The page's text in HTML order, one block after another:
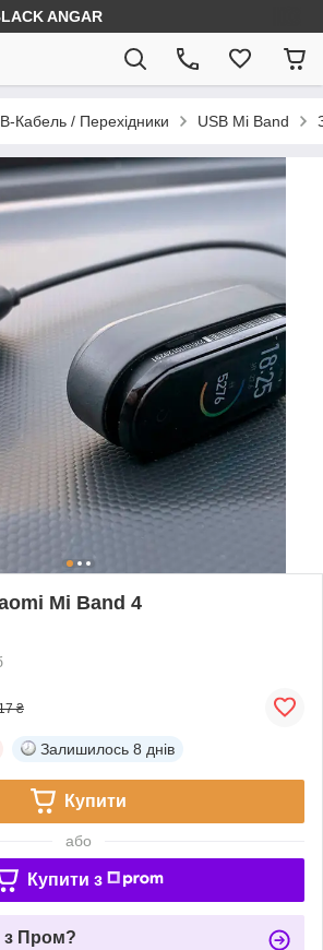
ANGAR
Кабель / Перехідники USB Mi Band
Mi Band 4
₴
Залишилось 8 днів
Купити
або
Купити з
з Пром?